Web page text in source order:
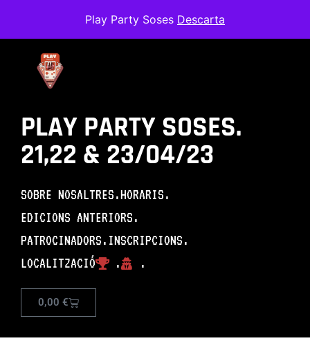
Play Party Soses Descarta
PLAY PARTY SOSES.
21,22 & 23/04/23
SOBRE NOSALTRES.HORARIS.
EDICIONS ANTERIORS.
PATROCINADORS. INSCRIPCIONS.
LOCALITZACIÓ
. .
0,00 €
Arxius:
2023